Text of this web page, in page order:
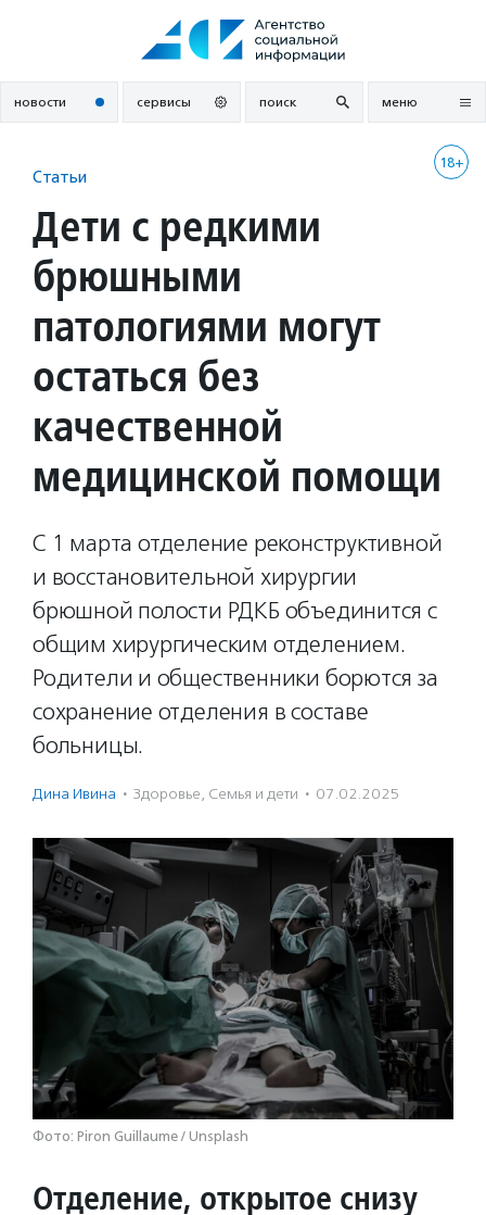
новости сервисы поиск меню
18+
Статьи
Дети с редкими
брюшными
патологиями могут
остаться без
качественной
медицинской помощи
С 1 марта отделение реконструктивной
и восстановительной хирургии
брюшной полости РДКБ объединится с
общим хирургическим отделением.
Родители и общественники борются за
сохранение отделения в составе
больницы.
Дина Ивина · Здоровье, Семья и дети · 07.02.2025
Фото: Piron Guillaume / Unsplash
Отделение, открытое снизу